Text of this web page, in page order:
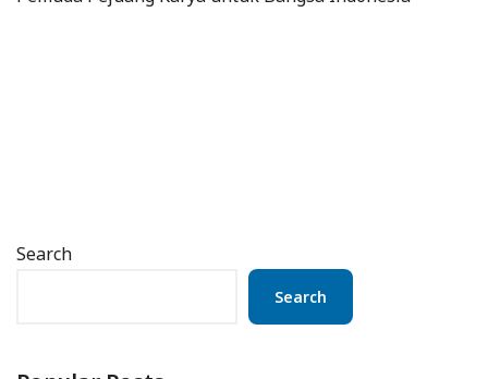
Search
Search